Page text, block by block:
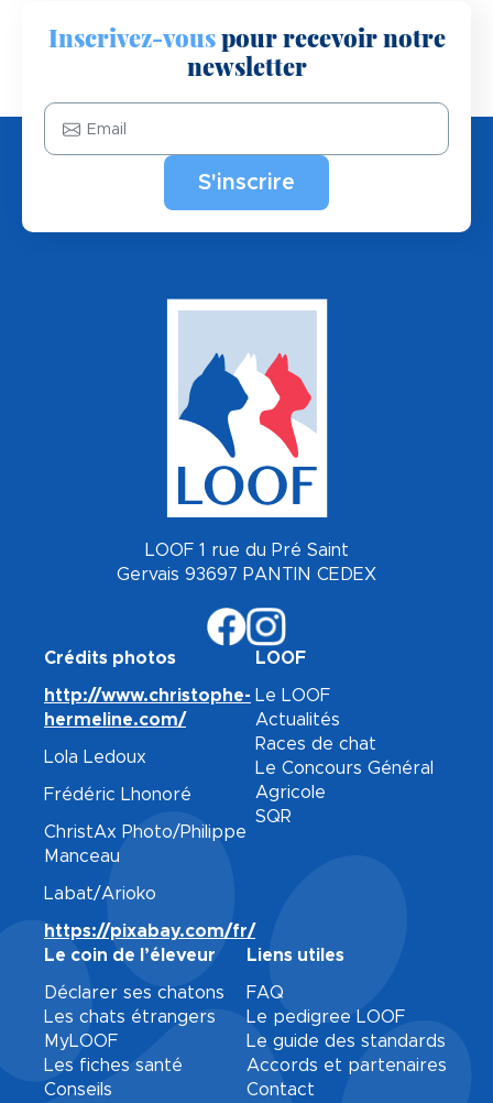
Inscrivez-vouspour recevoir notre
newsletter
LOOF 1 rue du Pré Saint
Gervais 93697 PANTIN CEDEX
Crédits photos
http://www.christophe-
hermeline.com/
Lola Ledoux
Frédéric Lhonoré
ChristAx Photo/Philippe
Manceau
Labat/Arioko
https://pixabay.com/fr/
LOOF
Le LOOF
Actualités
Races de chat
Le Concours Général
Agricole
SQR
Le coin de l’éleveur
Déclarer ses chatons
Les chats étrangers
MyLOOF
Les fiches santé
Conseils
Liens utiles
FAQ
Le pedigree LOOF
Le guide des standards
Accords et partenaires
Contact